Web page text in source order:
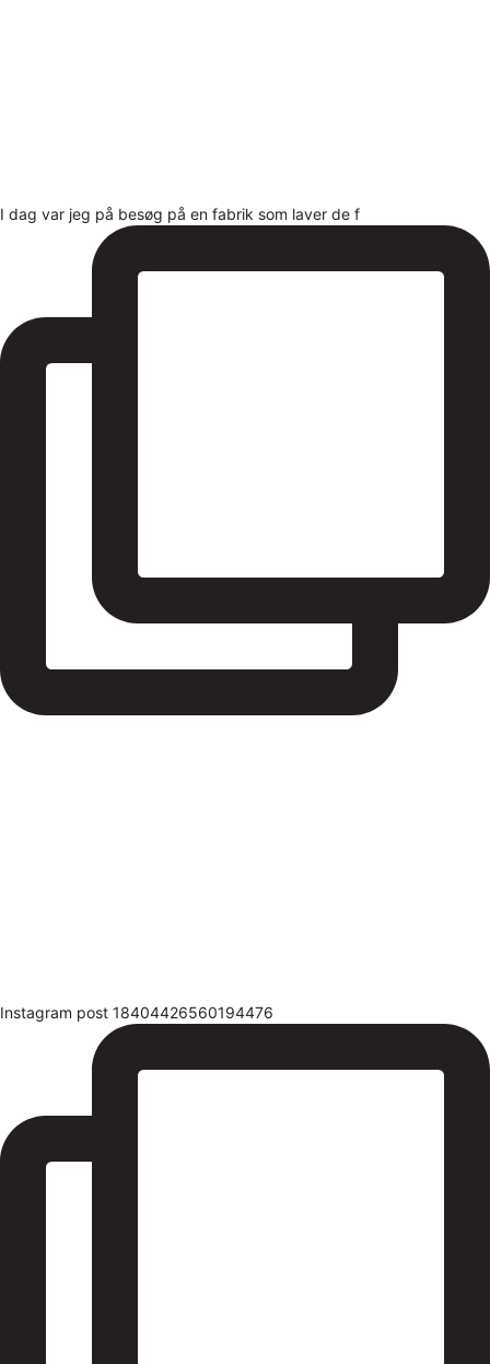
I dag var jeg på besøg på en fabrik som laver de f
Instagram post 18404426560194476